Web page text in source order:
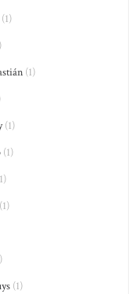
(1)
(1)
(1)
(1)
(1)